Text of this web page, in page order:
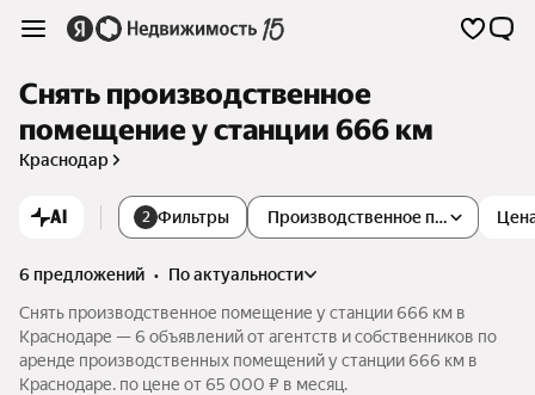
Снять производственное
помещение у станции 666 км
Краснодар
AI 2 Фильтры Производственное помещение
6 предложений •
по актуальности
Снять производственное помещение у станции 666 км в
Краснодаре — 6 объявлений от агентств и собственников по
аренде производственных помещений у станции 666 км в
Краснодаре. по цене от 65 000 ₽ в месяц.